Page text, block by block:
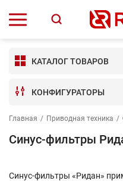
КАТАЛОГ ТОВАРОВ
КОНФИГУРАТОРЫ
Главная / Приводная техника /
Синус-фильтры
Синус-фильтры «Ридан»